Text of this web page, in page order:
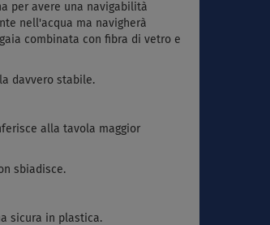
per avere una navigabilità
nell'acqua ma navigherà
combinata con fibra di vetro e
davvero stabile.
alla tavola maggior
sbiadisce.
sicura in plastica.